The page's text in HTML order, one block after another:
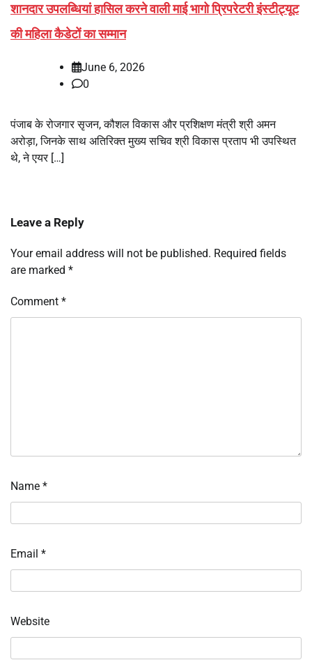
शानदार उपलब्धियां हासिल करने वाली माई भागो प्रिपरेटरी इंस्टीट्यूट
की महिला कैडेटों का सम्मान
June 6, 2026
0
पंजाब के रोजगार सृजन, कौशल विकास और प्रशिक्षण मंत्री श्री अमन
अरोड़ा, जिनके साथ अतिरिक्त मुख्य सचिव श्री विकास प्रताप भी उपस्थित
थे, ने एयर […]
Leave a Reply
Your email address will not be published. Required fields
are marked *
Comment *
Name *
Email *
Website